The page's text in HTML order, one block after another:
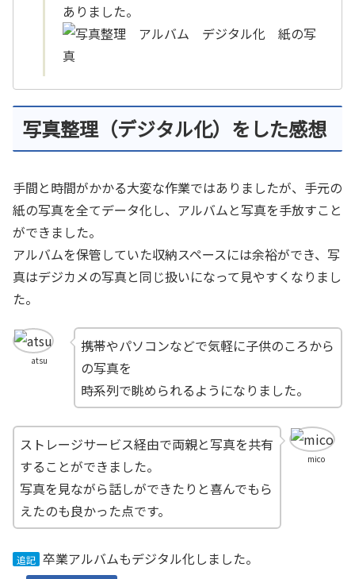
ありました。
写真整理（デジタル化）をした感想
手間と時間がかかる大変な作業ではありましたが、手元の
紙の写真を全てデータ化し、アルバムと写真を手放すこと
ができました。
アルバムを保管していた収納スペースには余裕ができ、写
真はデジカメの写真と同じ扱いになって見やすくなりまし
た。
atsu
携帯やパソコンなどで気軽に子供のころから
の写真を
時系列で眺められるようになりました。
mico
ストレージサービス経由で両親と写真を共有
することができました。
写真を見ながら話しができたりと喜んでもら
えたのも良かった点です。
追記 卒業アルバムもデジタル化しました。